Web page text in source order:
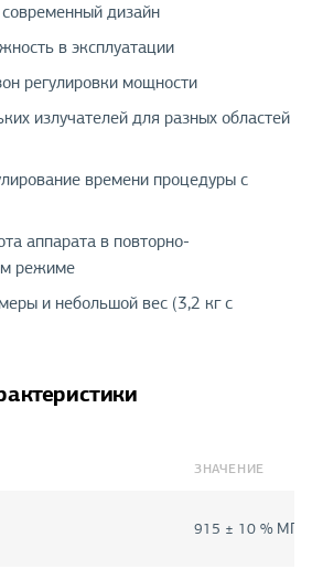
дизайн
в эксплуатации
регулировки мощности
излучателей для разных областей
времени процедуры с
аппарата в повторно-
режиме
и небольшой вес (3,2 кг с
ЗНАЧЕНИЕ
915 ± 10 % МГц